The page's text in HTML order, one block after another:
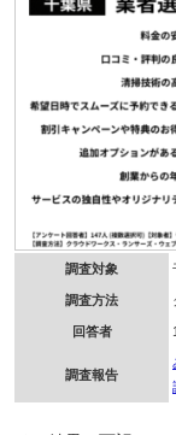
調査対象
調査方法
回答者
調査報告